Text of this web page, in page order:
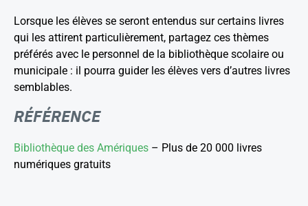
Lorsque les élèves se seront entendus sur certains livres
qui les attirent particulièrement, partagez ces thèmes
préférés avec le personnel de la bibliothèque scolaire ou
municipale : il pourra guider les élèves vers d’autres livres
semblables.
RÉFÉRENCE
Bibliothèque des Amériques – Plus de 20 000 livres
numériques gratuits